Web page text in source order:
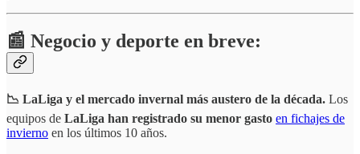
📰 Negocio y deporte en breve:
📉 LaLiga y el mercado invernal más austero de la década. Los
equipos de LaLiga han registrado su menor gasto en fichajes de
invierno en los últimos 10 años.